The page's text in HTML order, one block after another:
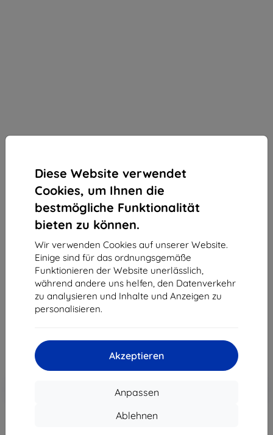
Diese Website verwendet
Cookies, um Ihnen die
bestmögliche Funktionalität
bieten zu können.
Wir verwenden Cookies auf unserer Website.
Einige sind für das ordnungsgemäße
Funktionieren der Website unerlässlich,
während andere uns helfen, den Datenverkehr
zu analysieren und Inhalte und Anzeigen zu
personalisieren.
Akzeptieren
Anpassen
Ablehnen
Viomi
Ladegerät Power cable for Viomi SE
Geeignet für: Viomi SE
19,90 €
ohne MWSt